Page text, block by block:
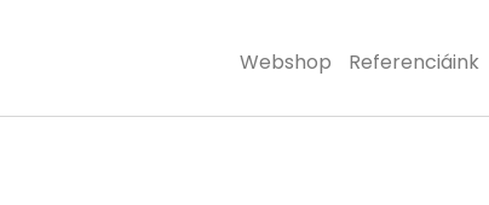
Webshop Referenciáink